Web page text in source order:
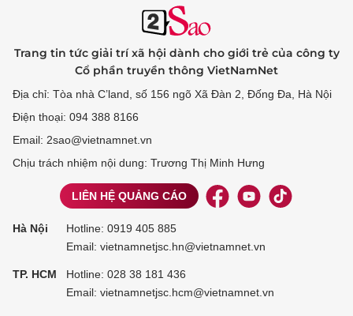
Trang tin tức giải trí xã hội dành cho giới trẻ của công ty
Cổ phần truyền thông VietNamNet
Địa chỉ: Tòa nhà C’land, số 156 ngõ Xã Đàn 2, Đống Đa, Hà Nội
Điện thoại: 094 388 8166
Email: 2sao@vietnamnet.vn
Chịu trách nhiệm nội dung: Trương Thị Minh Hưng
LIÊN HỆ QUẢNG CÁO
Hà Nội Hotline: 0919 405 885
Email: vietnamnetjsc.hn@vietnamnet.vn
TP. HCM Hotline: 028 38 181 436
Email: vietnamnetjsc.hcm@vietnamnet.vn